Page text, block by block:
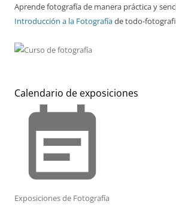
Aprende fotografía de manera práctica y
Introducción a la Fotografíade todo-
Calendario de exposiciones
event_note
Exposiciones de Fotografía